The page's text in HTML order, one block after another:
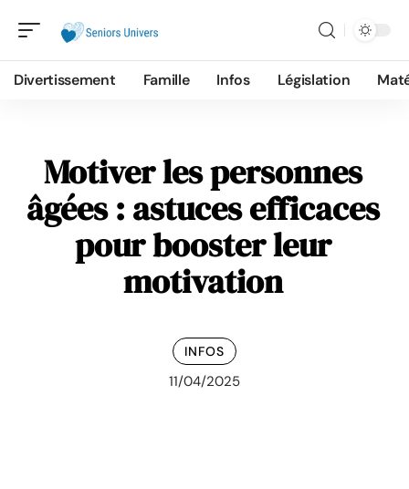
Divertissement Famille Infos Législation
Motiver les personnes
âgées : astuces efficaces
pour booster leur
motivation
INFOS
11/04/2025